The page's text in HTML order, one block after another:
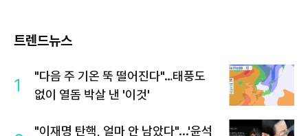
트렌드뉴스
1
"다음 주 기온 뚝 떨어진다"…태풍도
없이 열돔 박살 낸 '이것'
"이재명 탄핵, 얼마 안 남았다"...'윤석